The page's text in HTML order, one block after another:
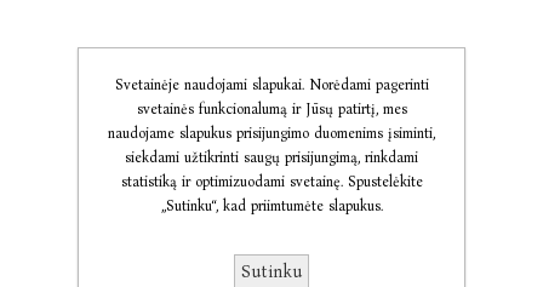
Svetainėje naudojami slapukai. Norėdami pagerinti
svetainės funkcionalumą ir Jūsų patirtį, mes
naudojame slapukus prisijungimo duomenims įsiminti,
siekdami užtikrinti saugų prisijungimą, rinkdami
statistiką ir optimizuodami svetainę. Spustelėkite
„Sutinku“, kad priimtumėte slapukus.
Sutinku